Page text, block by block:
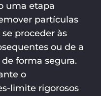
uma etapa
partículas
proceder às
ou de a
forma segura.
o
limite rigorosos